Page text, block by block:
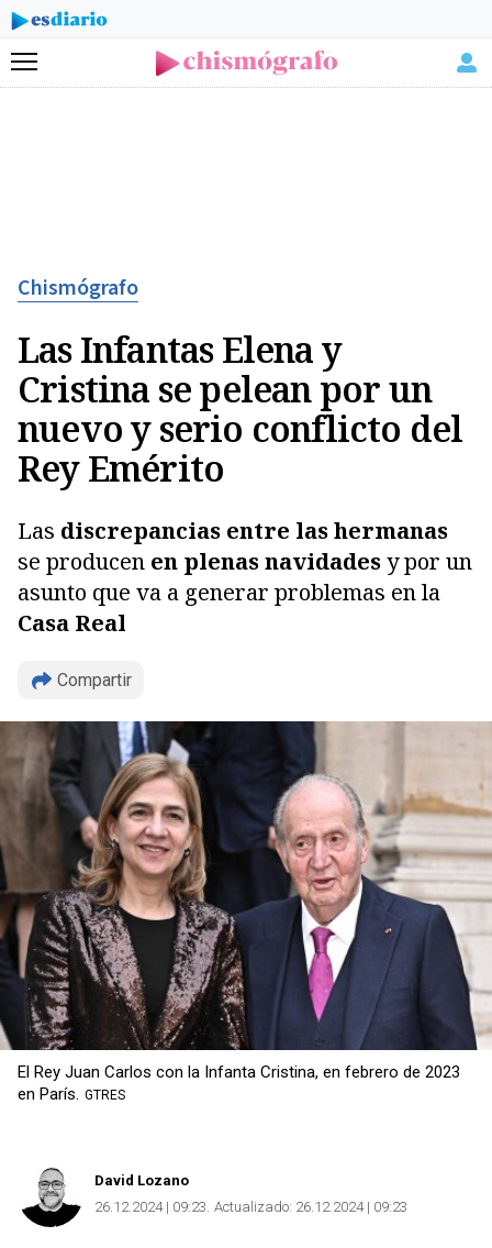
Menú
Chismógrafo
Las Infantas Elena y
Cristina se pelean por un
nuevo y serio conflicto del
Rey Emérito
Las discrepancias entre las hermanas
se producen en plenas navidadesy por un
asunto que va a generar problemas en la
Casa Real
Compartir
Copiar
El Rey Juan Carlos con la Infanta Cristina, en febrero de 2023
en París. GTRES
David Lozano
26.12.2024 | 09:23 Actualizado: 26.12.2024 | 09:23